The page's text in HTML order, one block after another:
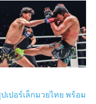
วยซ้ำ”
งอยากชกอยู่ไหม? หมด
องผมยังอีกไกล ผมยัง
ยังไม่มีโอกาสป้องกัน
ป์มวยไทยรุ่น 135
ยงแค่ตอนนี้ ขอหยุดพัก
ปเปอร์เล็กมวยไทย พร้อม